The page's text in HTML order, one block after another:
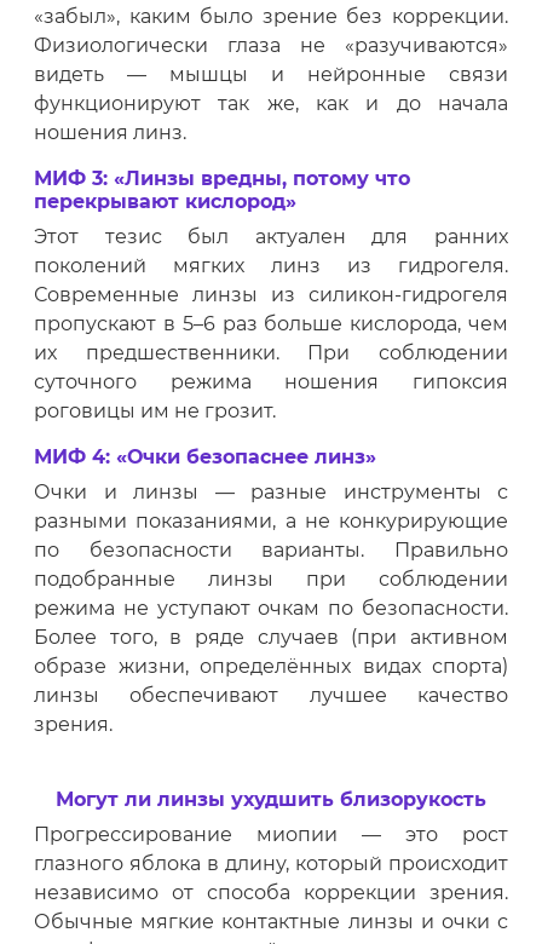
«забыл», каким было зрение без коррекции.
Физиологически глаза не «разучиваются»
видеть — мышцы и нейронные связи
функционируют так же, как и до начала
ношения линз.
МИФ 3: «Линзы вредны, потому что
перекрывают кислород»
Этот тезис был актуален для ранних
поколений мягких линз из гидрогеля.
Современные линзы из силикон-гидрогеля
пропускают в 5–6 раз больше кислорода, чем
их предшественники. При соблюдении
суточного режима ношения гипоксия
роговицы им не грозит.
МИФ 4: «Очки безопаснее линз»
Очки и линзы — разные инструменты с
разными показаниями, а не конкурирующие
по безопасности варианты. Правильно
подобранные линзы при соблюдении
режима не уступают очкам по безопасности.
Более того, в ряде случаев (при активном
образе жизни, определённых видах спорта)
линзы обеспечивают лучшее качество
зрения.
Могут ли линзы ухудшить близорукость
Прогрессирование миопии — это рост
глазного яблока в длину, который происходит
независимо от способа коррекции зрения.
Обычные мягкие контактные линзы и очки с